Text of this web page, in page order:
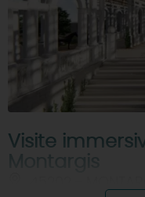
Visite